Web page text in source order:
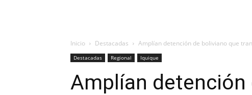
Inicio Destacadas Amplían detención de boliviano que
Destacadas Regional Iquique
Amplían